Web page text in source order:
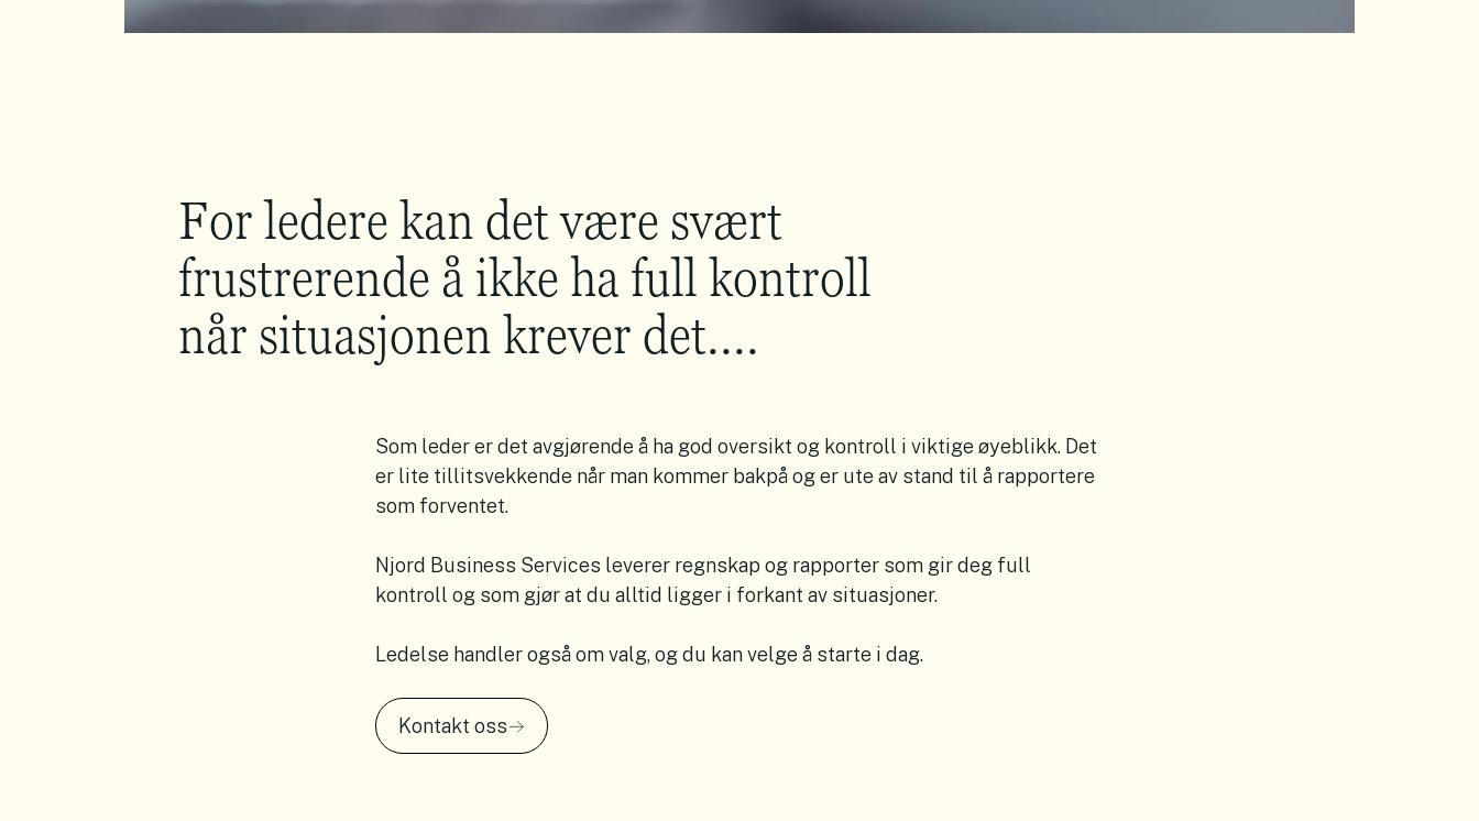
For ledere kan det være svært
frustrerende å ikke ha full kontroll
når situasjonen krever det....
Som leder er det avgjørende å ha god oversikt og kontroll i viktige øyeblikk. Det
er lite tillitsvekkende når man kommer bakpå og er ute av stand til å rapportere
som forventet.
Njord Business Services leverer regnskap og rapporter som gir deg full
kontroll og som gjør at du alltid ligger i forkant av situasjoner.
Ledelse handler også om valg, og du kan velge å starte i dag.
Kontakt oss